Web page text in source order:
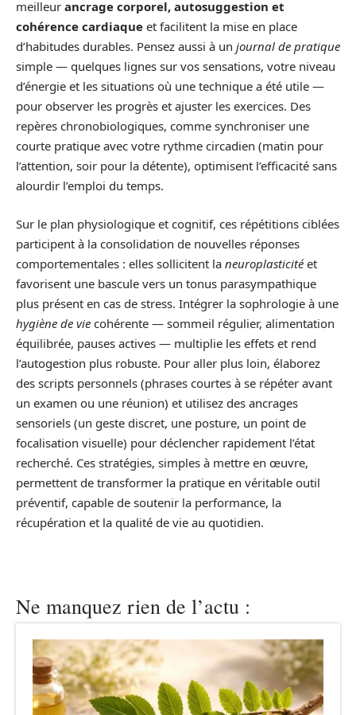
meilleur ancrage corporel, autosuggestion et
cohérence cardiaque et facilitent la mise en place
d’habitudes durables. Pensez aussi à un journal de pratique
simple — quelques lignes sur vos sensations, votre niveau
d’énergie et les situations où une technique a été utile —
pour observer les progrès et ajuster les exercices. Des
repères chronobiologiques, comme synchroniser une
courte pratique avec votre rythme circadien (matin pour
l’attention, soir pour la détente), optimisent l’efficacité sans
alourdir l’emploi du temps.
Sur le plan physiologique et cognitif, ces répétitions ciblées
participent à la consolidation de nouvelles réponses
comportementales : elles sollicitent la neuroplasticitéet
favorisent une bascule vers un tonus parasympathique
plus présent en cas de stress. Intégrer la sophrologie à une
hygiène de vie cohérente — sommeil régulier, alimentation
équilibrée, pauses actives — multiplie les effets et rend
l’autogestion plus robuste. Pour aller plus loin, élaborez
des scripts personnels (phrases courtes à se répéter avant
un examen ou une réunion) et utilisez des ancrages
sensoriels (un geste discret, une posture, un point de
focalisation visuelle) pour déclencher rapidement l’état
recherché. Ces stratégies, simples à mettre en œuvre,
permettent de transformer la pratique en véritable outil
préventif, capable de soutenir la performance, la
récupération et la qualité de vie au quotidien.
Ne manquez rien de l’actu :